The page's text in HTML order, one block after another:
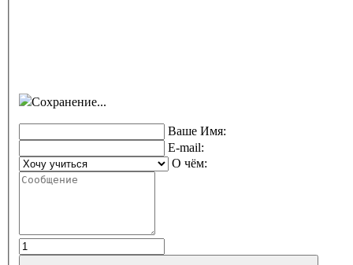
Сохранение...
Ваше Имя:
E-mail:
О чём: